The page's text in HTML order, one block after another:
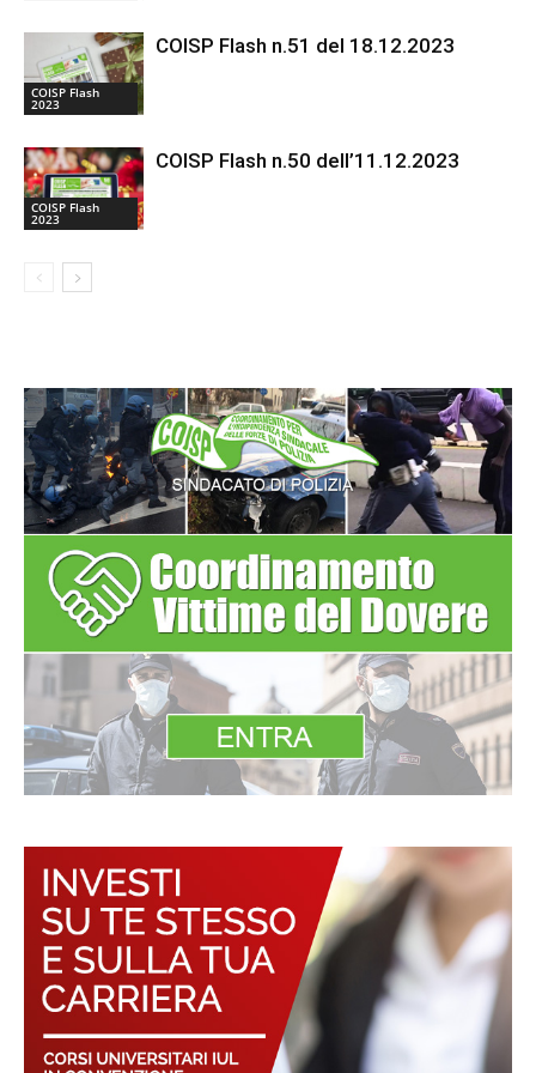
COISP Flash
2023
COISP Flash n.51 del 18.12.2023
COISP Flash
2023
COISP Flash n.50 dell’11.12.2023